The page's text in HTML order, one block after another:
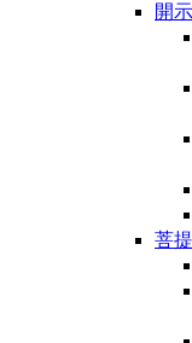
開示
菩